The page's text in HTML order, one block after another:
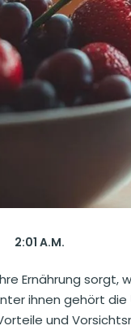
2:01 A.M.
Ernährung sorgt,
ihnen gehört die
und